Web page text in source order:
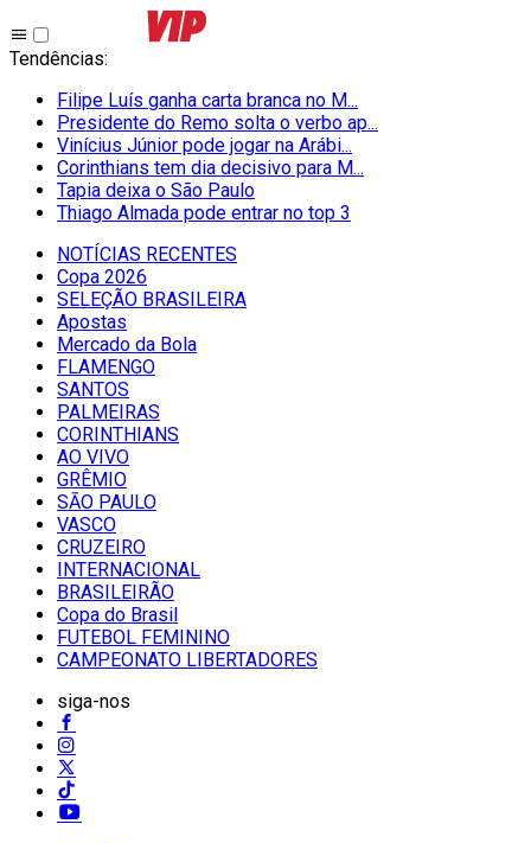
Tendências:
Filipe Luís ganha carta branca no M...
Presidente do Remo solta o verbo ap...
Vinícius Júnior pode jogar na Arábi...
Corinthians tem dia decisivo para M...
Tapia deixa o São Paulo
Thiago Almada pode entrar no top 3
NOTÍCIAS RECENTES
Copa 2026
SELEÇÃO BRASILEIRA
Apostas
Mercado da Bola
FLAMENGO
SANTOS
PALMEIRAS
CORINTHIANS
AO VIVO
GRÊMIO
SĀO PAULO
VASCO
CRUZEIRO
INTERNACIONAL
BRASILEIRÃO
Copa do Brasil
FUTEBOL FEMININO
CAMPEONATO LIBERTADORES
siga-nos